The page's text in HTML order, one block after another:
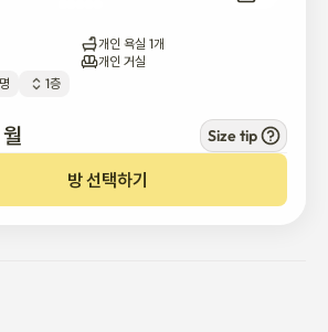
개인 욕실 1개
개인 거실
1층
월 Size tip
방 선택하기